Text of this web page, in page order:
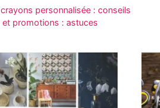
personnalisée : conseils
et promotions : astuces